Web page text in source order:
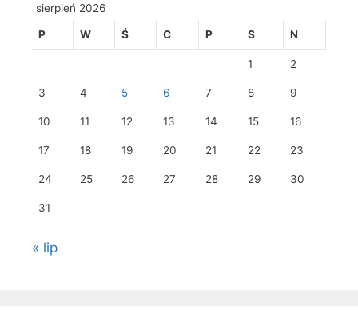
sierpień 2026
P W Ś C P S N
1 2
3 4 5 6 7 8 9
10 11 12 13 14 15 16
17 18 19 20 21 22 23
24 25 26 27 28 29 30
31
« lip